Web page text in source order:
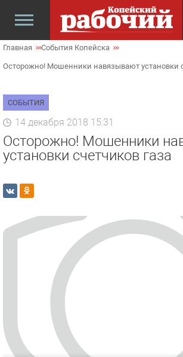
Главная События Копейска
Осторожно! Мошенники навязывают установки
СОБЫТИЯ
14 декабря 2018 15:31
Осторожно! Мошенники
установки счетчиков газа